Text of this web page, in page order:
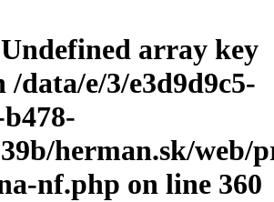
array key
/data/e/3/e3d9d9c5-
herman.sk/web/
nf.php on line 360